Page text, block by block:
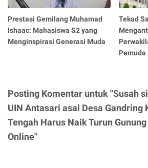
Prestasi Gemilang Muhamad
Ishaac: Mahasiswa S2 yang
Menginspirasi Generasi Muda
Tekad
Posting Komentar untuk "Susah
UIN Antasari asal Desa Gandring
Tengah Harus Naik Turun
Online"